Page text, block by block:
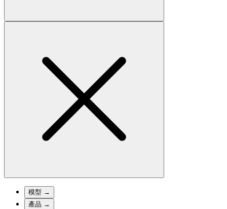
模型 →
產品 →